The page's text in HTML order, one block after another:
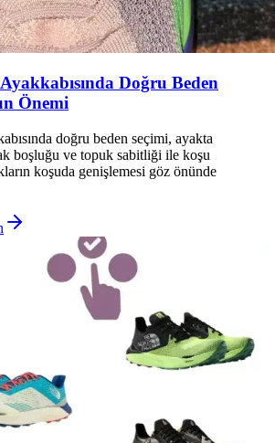
Doğru Beden
Önemi
doğru beden seçimi, ayakta
boşluğu ve topuk sabitliği ile koşu
koşuda genişlemesi göz önünde